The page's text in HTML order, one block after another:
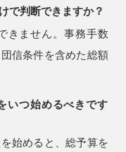
で判断できますか？
きません。事務手数
信条件を含めた総額
いつ始めるべきです
始めると、総予算を